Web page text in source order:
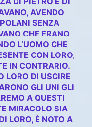
AVENDO
SENZA
CHE ERANO
L’UOMO CHE
CON LORO,
IN CONTRARIO.
LORO DI USCIRE
GLI UNI GLI
A QUESTI
MIRACOLO SIA
LORO, È NOTO A